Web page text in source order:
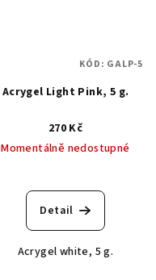
Acrygel Light Pink, 5 g.
270 Kč
Momentálně nedostupné
Detail
Acrygel white, 5 g.
KÓD: GALP-5